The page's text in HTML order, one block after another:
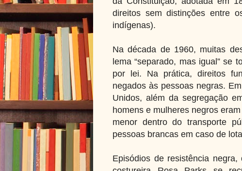
direitos sem distinções entre
indígenas).
Na década de 1960, muitas
lema “separado, mas igual” se
por lei. Na prática, direitos
negados às pessoas negras.
Unidos, além da segregação
homens e mulheres negros
menor dentro do transporte
pessoas brancas em caso de
Episódios de resistência